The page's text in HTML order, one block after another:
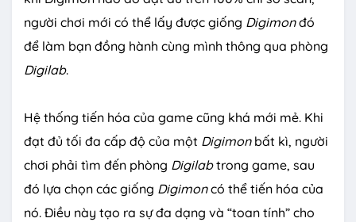
người chơi mới có thể lấy được giống Digimonđó
để làm bạn đồng hành cùng mình thông qua phòng
Digilab.
Hệ thống tiến hóa của game cũng khá mới mẻ. Khi
đạt đủ tối đa cấp độ của một Digimonbất kì, người
chơi phải tìm đến phòng Digilabtrong game, sau
đó lựa chọn các giống Digimoncó thể tiến hóa của
nó. Điều này tạo ra sự đa dạng và “toan tính” cho